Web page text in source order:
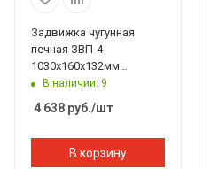
Задвижка чугунная
печная ЗВП-4
1030х160х132мм
Рубцовск
В наличии: 9
4 638 руб./шт
В корзину